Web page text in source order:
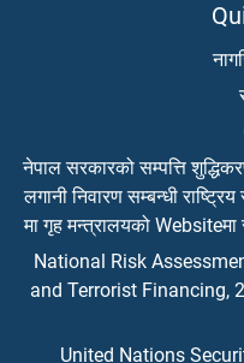
नेपाल सरकारको सम्पत्ति
लगानी निवारण सम्बन्धी
मा गृह मन्त्रालयको Websiteमा
National Risk
and Terrorist Financing,
United Nations